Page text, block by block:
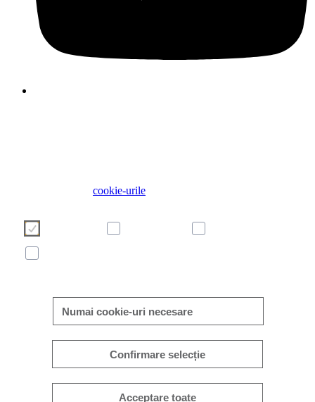
cookie-urile
Numai cookie-uri necesare
Confirmare selecție
Acceptare toate